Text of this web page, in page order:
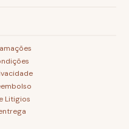
Litigios